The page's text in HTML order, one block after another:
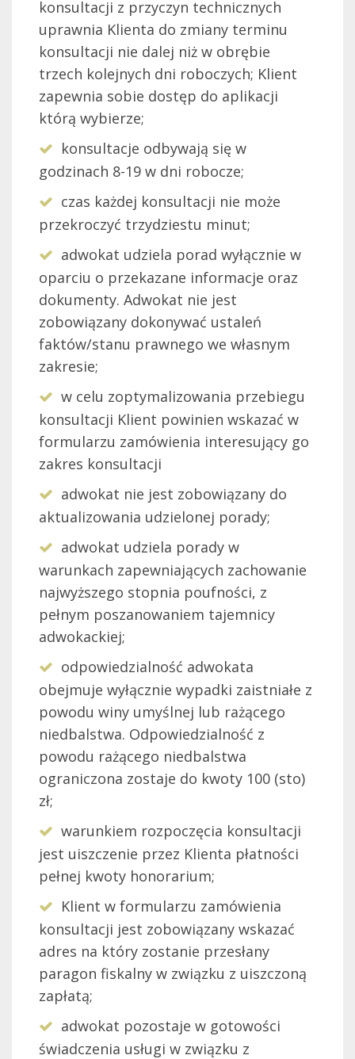
konsultacji z przyczyn technicznych
uprawnia Klienta do zmiany terminu
konsultacji nie dalej niż w obrębie
trzech kolejnych dni roboczych; Klient
zapewnia sobie dostęp do aplikacji
którą wybierze;
konsultacje odbywają się w
godzinach 8-19 w dni robocze;
czas każdej konsultacji nie może
przekroczyć trzydziestu minut;
adwokat udziela porad wyłącznie w
oparciu o przekazane informacje oraz
dokumenty. Adwokat nie jest
zobowiązany dokonywać ustaleń
faktów/stanu prawnego we własnym
zakresie;
w celu zoptymalizowania przebiegu
konsultacji Klient powinien wskazać w
formularzu zamówienia interesujący go
zakres konsultacji
adwokat nie jest zobowiązany do
aktualizowania udzielonej porady;
adwokat udziela porady w
warunkach zapewniających zachowanie
najwyższego stopnia poufności, z
pełnym poszanowaniem tajemnicy
adwokackiej;
odpowiedzialność adwokata
obejmuje wyłącznie wypadki zaistniałe z
powodu winy umyślnej lub rażącego
niedbalstwa. Odpowiedzialność z
powodu rażącego niedbalstwa
ograniczona zostaje do kwoty 100 (sto)
zł;
warunkiem rozpoczęcia konsultacji
jest uiszczenie przez Klienta płatności
pełnej kwoty honorarium;
Klient w formularzu zamówienia
konsultacji jest zobowiązany wskazać
adres na który zostanie przesłany
paragon fiskalny w związku z uiszczoną
zapłatą;
adwokat pozostaje w gotowości
świadczenia usługi w związku z